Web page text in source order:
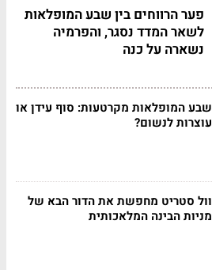
פער הרווחים בין שבע המופלאות
לשאר המדד נסגר, והפרמיה
נשארה על כנה
שבע המופלאות מקרטעות: סוף עידן או
עוצרות לנשום?
וול סטריט מחפשת את הדור הבא של
מניות הבינה המלאכותית